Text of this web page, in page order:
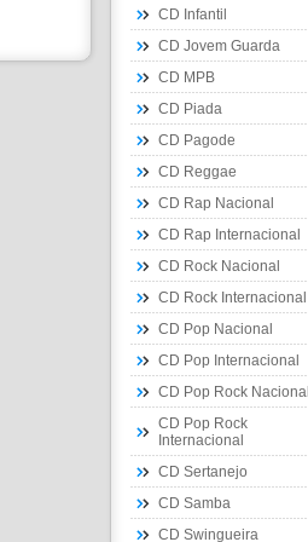
CD Infantil
CD Jovem Guarda
CD MPB
CD Piada
CD Pagode
CD Reggae
CD Rap Nacional
CD Rap Internacional
CD Rock Nacional
CD Rock Internacional
CD Pop Nacional
CD Pop Internacional
CD Pop Rock Nacional
CD Pop Rock
Internacional
CD Sertanejo
CD Samba
CD Swingueira